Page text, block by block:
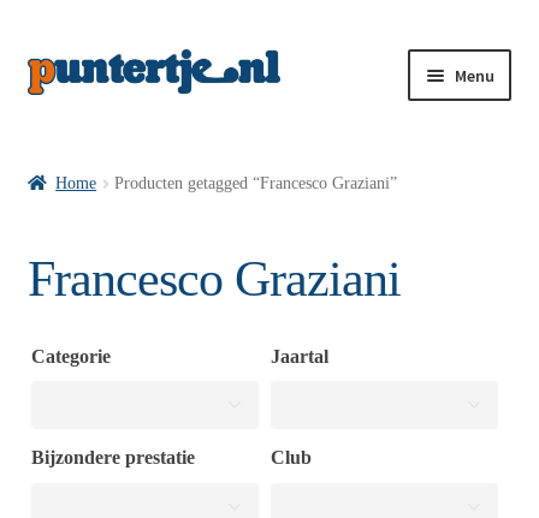
Menu
Home Producten getagged “Francesco Graziani”
Francesco Graziani
Categorie Jaartal
Bijzondere prestatie Club